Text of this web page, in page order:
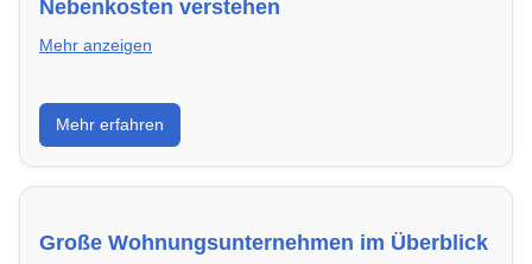
Nebenkosten verstehen
Mehr anzeigen
Erfahre, welche Nebenkosten rechtmäßig sind und
wie du deine monatliche Belastung optimieren
kannst.
Mehr erfahren
Große Wohnungsunternehmen im Überblick